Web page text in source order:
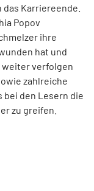
Karriereende.
Popov
ihre
hat und
verfolgen
zahlreiche
bei den Lesern die
zu greifen.